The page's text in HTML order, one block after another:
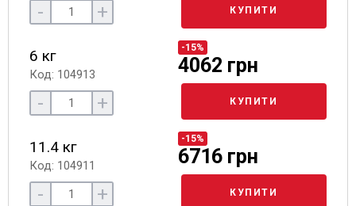
- + КУПИТИ
6 кг
Код: 104913
-15%
4062 грн
- + КУПИТИ
11.4 кг
Код: 104911
-15%
6716 грн
- + КУПИТИ